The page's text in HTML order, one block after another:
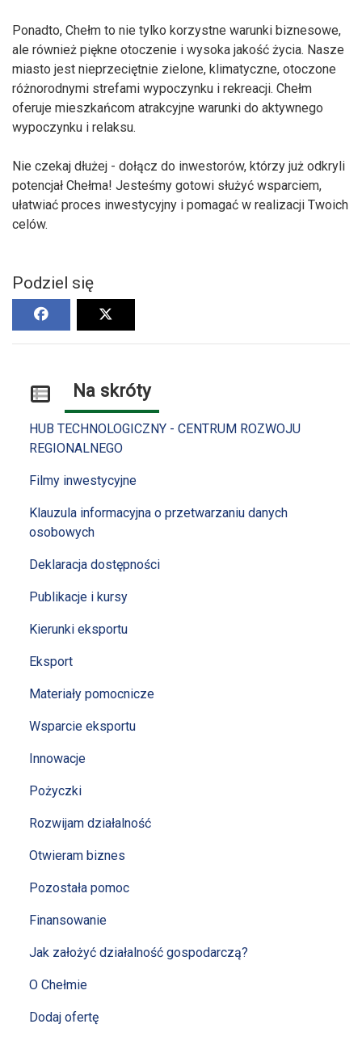
Ponadto, Chełm to nie tylko korzystne warunki biznesowe,
ale również piękne otoczenie i wysoka jakość życia. Nasze
miasto jest nieprzeciętnie zielone, klimatyczne, otoczone
różnorodnymi strefami wypoczynku i rekreacji. Chełm
oferuje mieszkańcom atrakcyjne warunki do aktywnego
wypoczynku i relaksu.
Nie czekaj dłużej - dołącz do inwestorów, którzy już odkryli
potencjał Chełma! Jesteśmy gotowi służyć wsparciem,
ułatwiać proces inwestycyjny i pomagać w realizacji Twoich
celów.
Podziel się
Na skróty
HUB TECHNOLOGICZNY - CENTRUM ROZWOJU
REGIONALNEGO
Filmy inwestycyjne
Klauzula informacyjna o przetwarzaniu danych
osobowych
Deklaracja dostępności
Publikacje i kursy
Kierunki eksportu
Eksport
Materiały pomocnicze
Wsparcie eksportu
Innowacje
Pożyczki
Rozwijam działalność
Otwieram biznes
Pozostała pomoc
Finansowanie
Jak założyć działalność gospodarczą?
O Chełmie
Dodaj ofertę